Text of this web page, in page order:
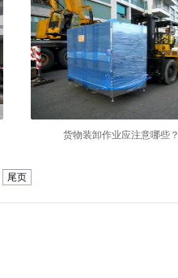
货物装卸作业应注意哪些？
尾页